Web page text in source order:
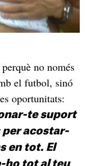
no només
el futbol, sinó
oportunitats:
te suport
per acostar-
en tot. El
ho tot al teu